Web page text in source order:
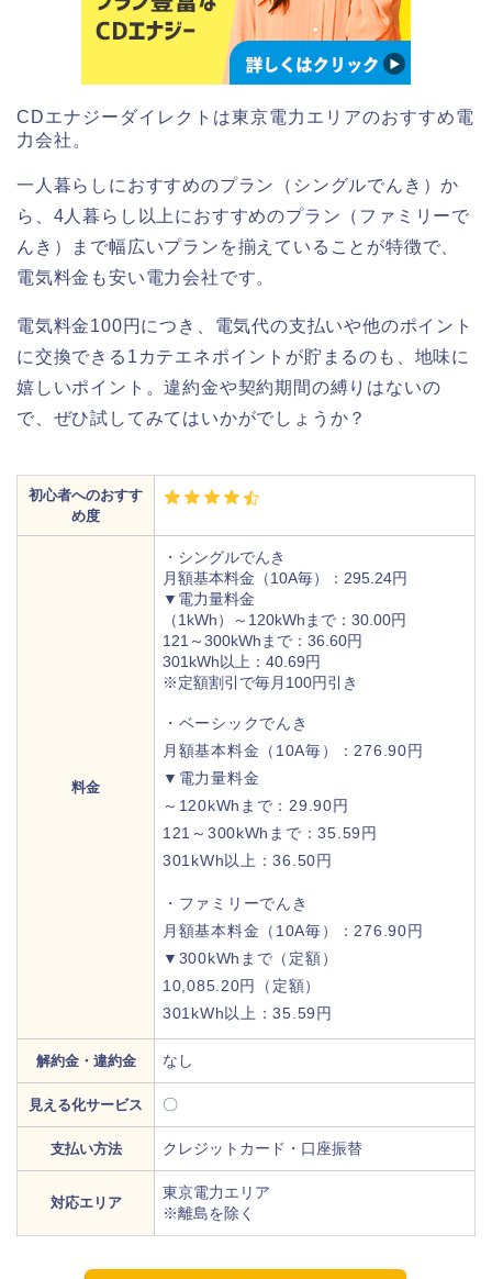
CDエナジーダイレクトは東京電力エリアのおすすめ電
力会社。
一人暮らしにおすすめのプラン（シングルでんき）か
ら、4人暮らし以上におすすめのプラン（ファミリーで
んき）まで幅広いプランを揃えていることが特徴で、
電気料金も安い電力会社です。
電気料金100円につき、電気代の支払いや他のポイント
に交換できる1カテエネポイントが貯まるのも、地味に
嬉しいポイント。違約金や契約期間の縛りはないの
で、ぜひ試してみてはいかがでしょうか？
初心者へのおすす
め度
料金
・シングルでんき
月額基本料金（10A毎）：295.24円
▼電力量料金
（1kWh）～120kWhまで：30.00円
121～300kWhまで：36.60円
301kWh以上：40.69円
※定額割引で毎月100円引き
・ベーシックでんき
月額基本料金（10A毎）：276.90円
▼電力量料金
～120kWhまで：29.90円
121～300kWhまで：35.59円
301kWh以上：36.50円
・ファミリーでんき
月額基本料金（10A毎）：276.90円
▼300kWhまで（定額）
10,085.20円（定額）
301kWh以上：35.59円
解約金・違約金 なし
見える化サービス 〇
支払い方法 クレジットカード・口座振替
対応エリア
東京電力エリア
※離島を除く